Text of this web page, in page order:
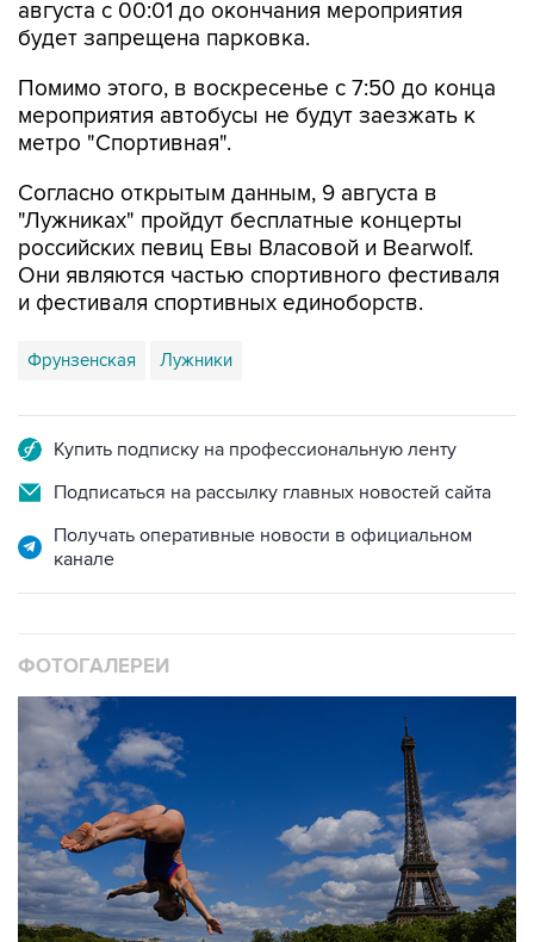
августа с 00:01 до окончания мероприятия
будет запрещена парковка.
Помимо этого, в воскресенье с 7:50 до конца
мероприятия автобусы не будут заезжать к
метро "Спортивная".
Согласно открытым данным, 9 августа в
"Лужниках" пройдут бесплатные концерты
российских певиц Евы Власовой и Bearwolf.
Они являются частью спортивного фестиваля
и фестиваля спортивных единоборств.
Фрунзенская Лужники
Купить подписку на профессиональную ленту
Подписаться на рассылку главных новостей сайта
Получать оперативные новости в официальном
канале
ФОТОГАЛЕРЕИ